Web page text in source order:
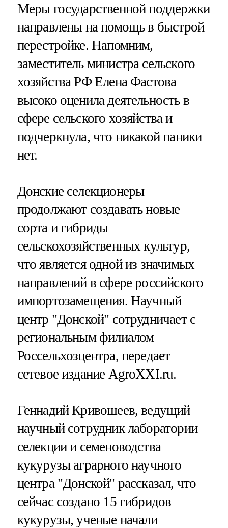
Меры государственной поддержки
направлены на помощь в быстрой
перестройке. Напомним,
заместитель министра сельского
хозяйства РФ Елена Фастова
высоко оценила деятельность в
сфере сельского хозяйства и
подчеркнула, что никакой паники
нет.
Донские селекционеры
продолжают создавать новые
сорта и гибриды
сельскохозяйственных культур,
что является одной из значимых
направлений в сфере российского
импортозамещения. Научный
центр "Донской" сотрудничает с
региональным филиалом
Россельхозцентра, передает
сетевое издание AgroXXI.ru.
Геннадий Кривошеев, ведущий
научный сотрудник лаборатории
селекции и семеноводства
кукурузы аграрного научного
центра "Донской" рассказал, что
сейчас создано 15 гибридов
кукурузы, ученые начали